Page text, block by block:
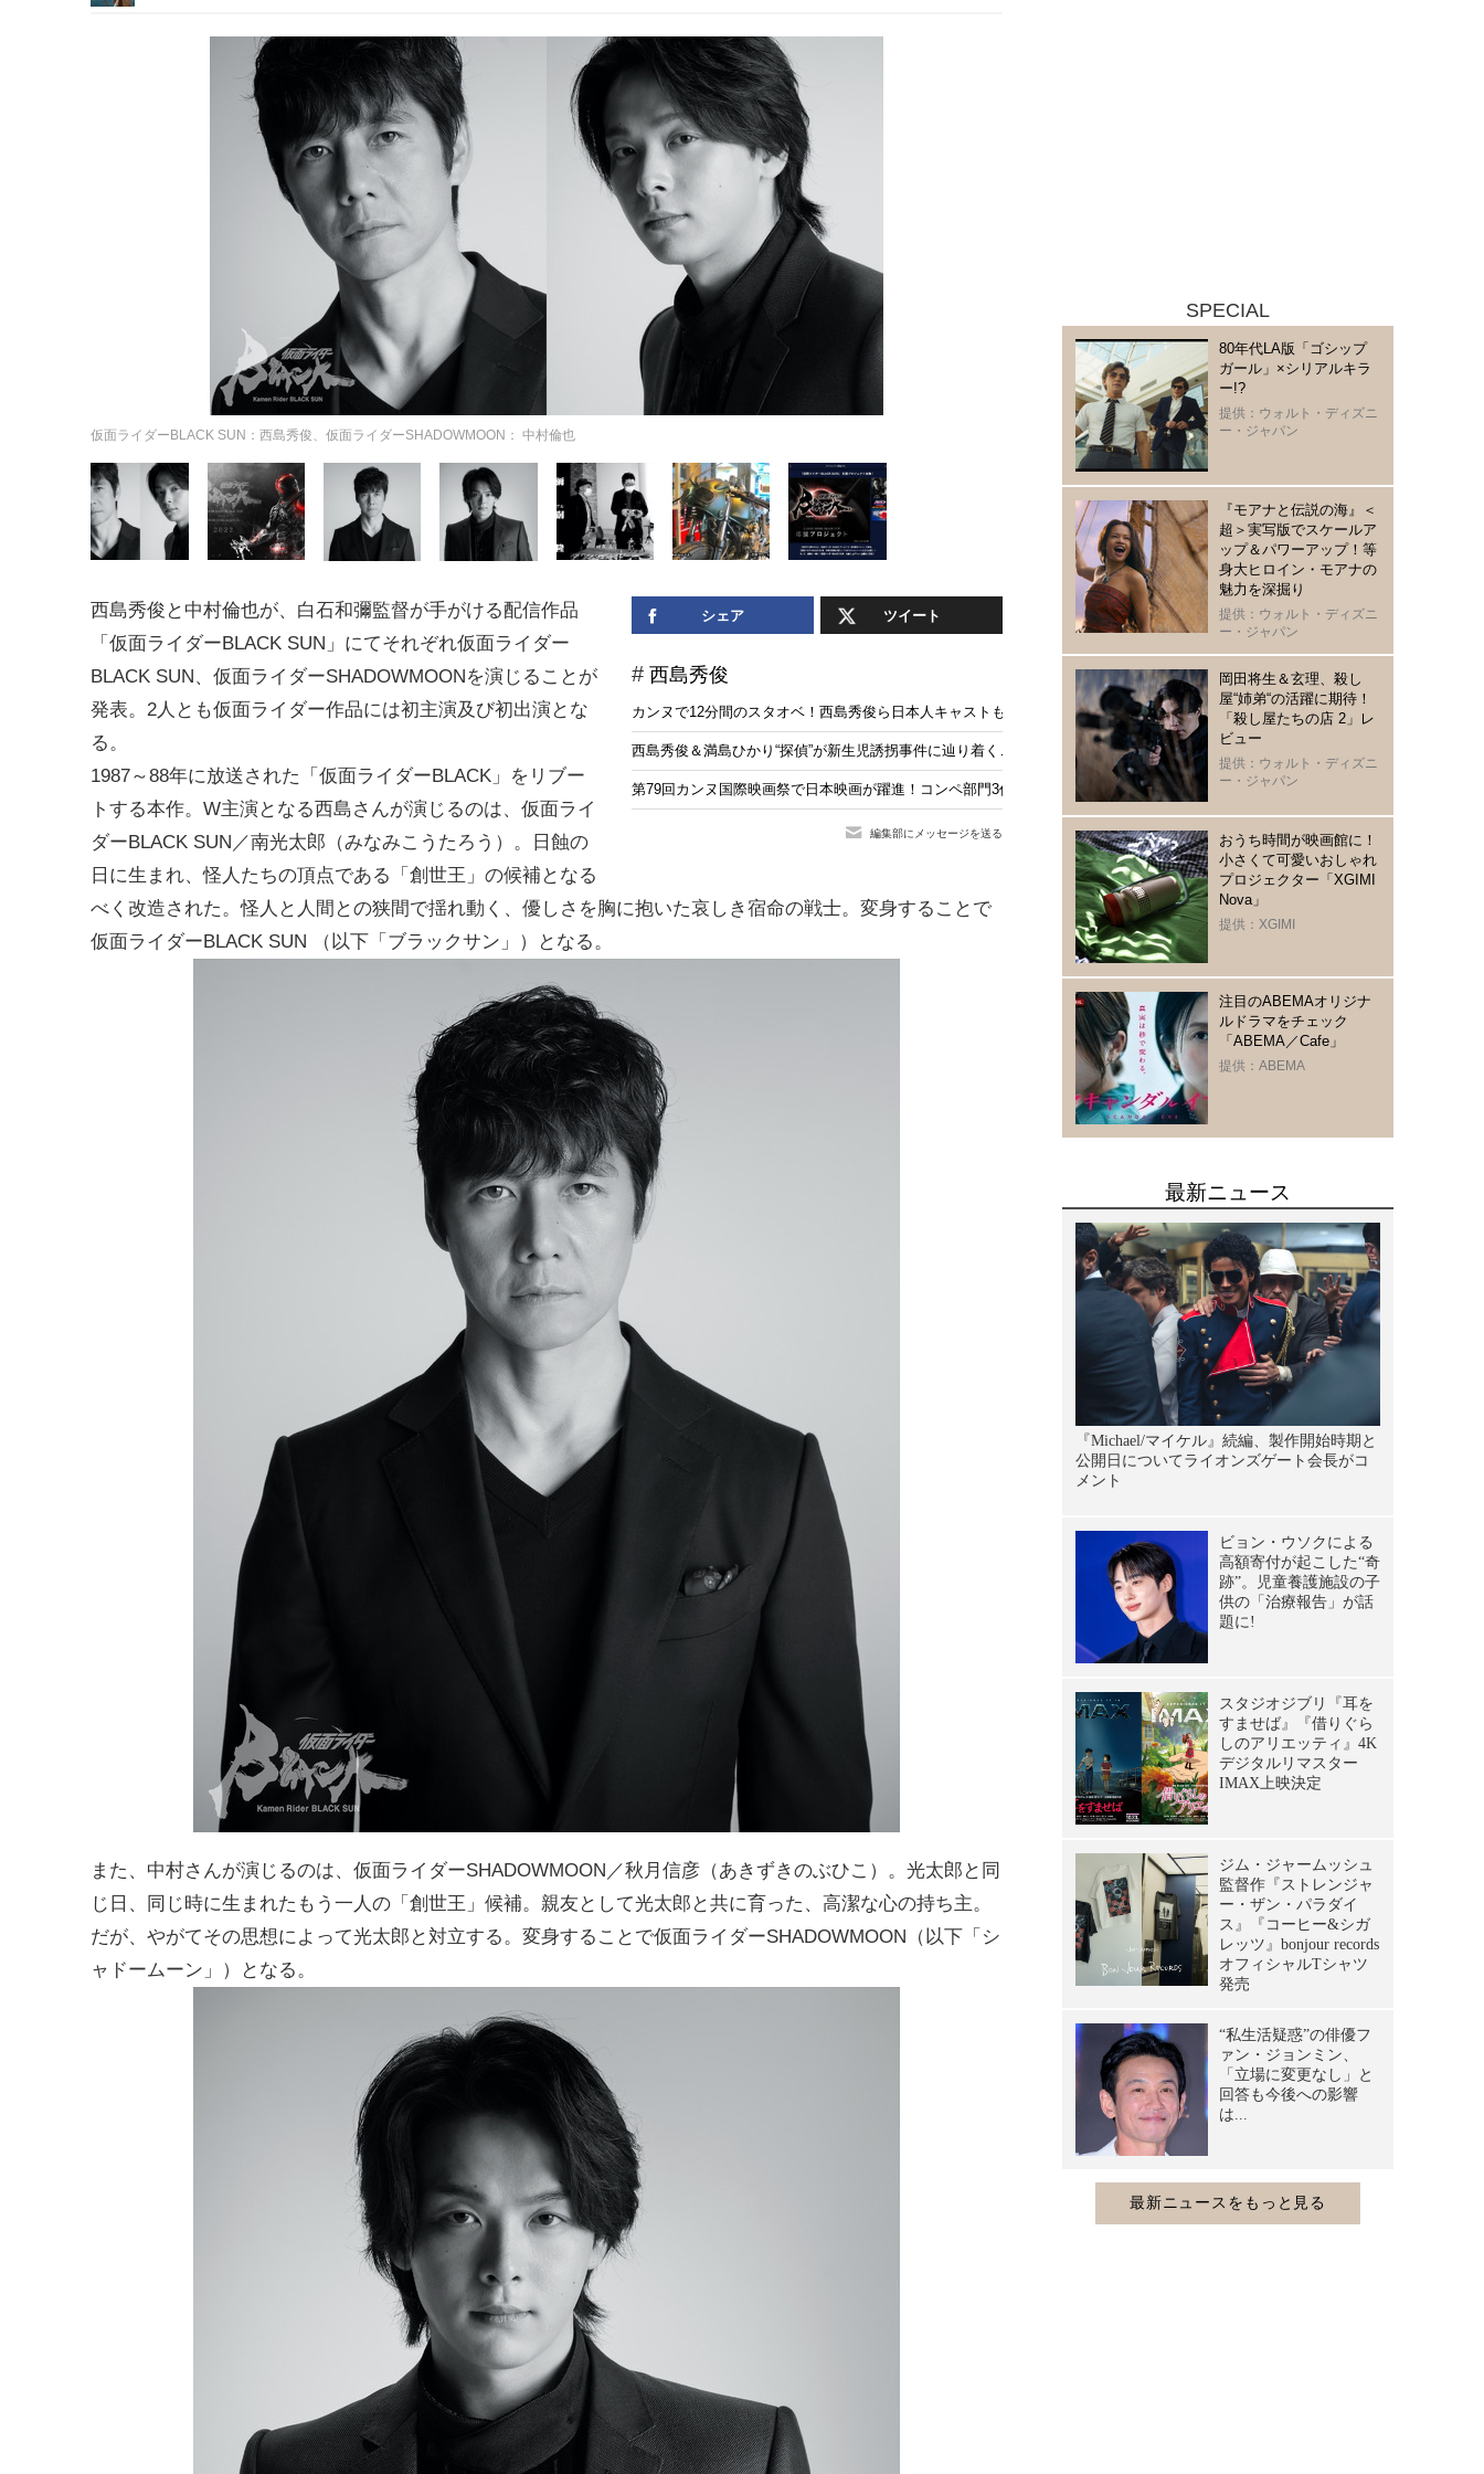
仮面ライダーBLACK SUN：⻄島秀俊、仮面ライダーSHADOWMOON： 中村倫也
シェア ツイート
西島秀俊
カンヌで12分間のスタオベ！西島秀俊ら日本人キャストも出演、ニコラス・ウィンディング・レフン監督作『Her Private Hell』テ
西島秀俊＆満島ひかり“探偵”が新生児誘拐事件に辿り着く…『時には懺悔を』感涙必至の最新予告
第79回カンヌ国際映画祭で日本映画が躍進！コンペ部門3作品に加え各部門でも選出
編集部にメッセージを送る
西島秀俊と中村倫也が、白石和彌監督が手がける配信作品
「仮面ライダーBLACK SUN」にてそれぞれ仮面ライダー
BLACK SUN、仮面ライダーSHADOWMOONを演じることが
発表。2人とも仮面ライダー作品には初主演及び初出演とな
る。
1987～88年に放送された「仮面ライダーBLACK」をリブー
トする本作。W主演となる西島さんが演じるのは、 仮面ライ
ダーBLACK SUN／南光太郎（みなみこうたろう）。
日蝕の
日に生まれ、怪人たちの頂点である「創世王」の候補となる
べく改造された。怪人と人間との狭間で揺れ動く、優しさを胸に抱いた哀しき宿命の戦士。変身することで
仮面ライダーBLACK SUN （以下「ブラックサン」）となる。
また、中村さんが演じるのは、 仮面ライダーSHADOWMOON／秋月信彦（あきずきのぶひこ）。 光太郎と同
じ日、同じ時に生まれたもう一人の「創世王」候補。親友として光太郎と共に育った、高潔な心の持ち主。
だが、やがてその思想によって光太郎と対立する。変身することで仮面ライダーSHADOWMOON（以下「シ
ャドームーン」）となる。
SPECIAL
80年代LA版「ゴシップ
ガール」×シリアルキラ
ー!?
提供：ウォルト・ディズニ
ー・ジャパン
『モアナと伝説の海』＜
超＞実写版でスケールア
ップ＆パワーアップ！等
身大ヒロイン・モアナの
魅力を深掘り
提供：ウォルト・ディズニ
ー・ジャパン
岡田将生＆玄理、殺し
屋“姉弟“の活躍に期待！
「殺し屋たちの店 2」レ
ビュー
提供：ウォルト・ディズニ
ー・ジャパン
おうち時間が映画館に！
小さくて可愛いおしゃれ
プロジェクター「XGIMI
Nova」
提供：XGIMI
注目のABEMAオリジナ
ルドラマをチェック
「ABEMA／Cafe」
提供：ABEMA